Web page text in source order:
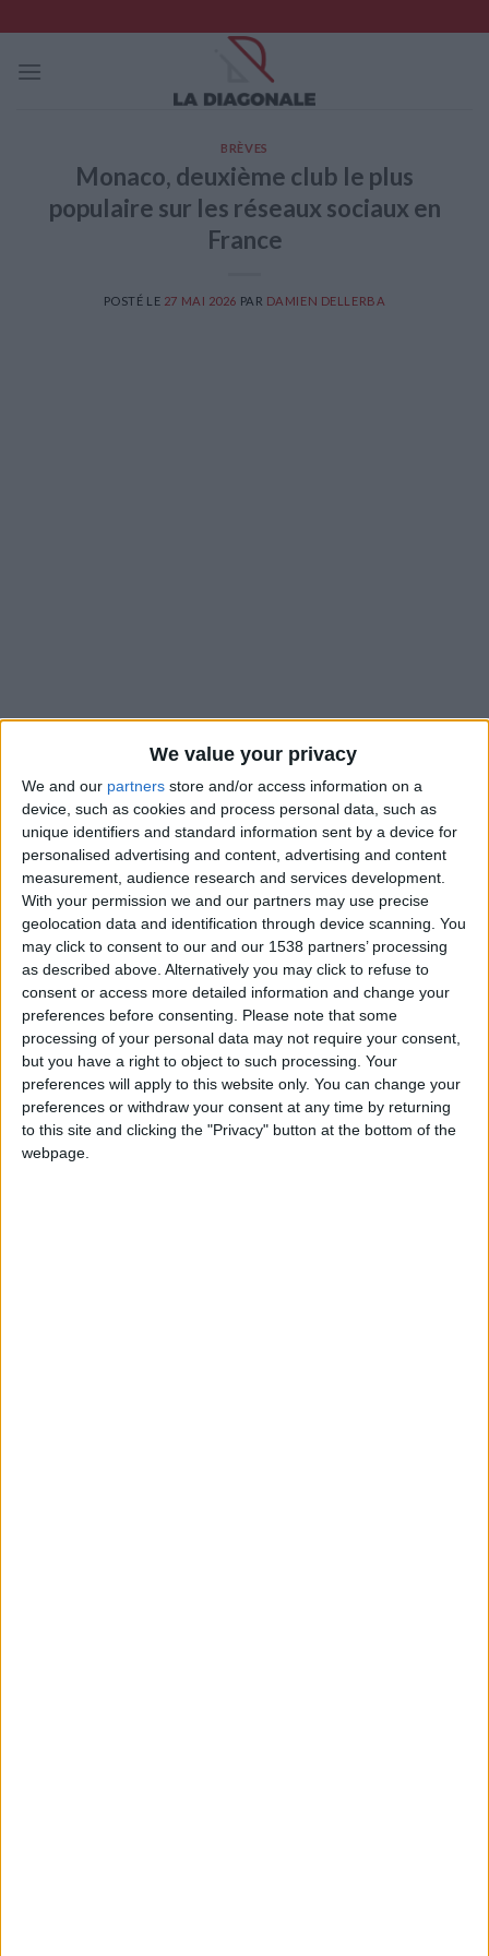
We value your privacy
We and our partners store and/or access information on a
device, such as cookies and process personal data, such as
unique identifiers and standard information sent by a device for
personalised advertising and content, advertising and content
measurement, audience research and services development.
With your permission we and our partners may use precise
geolocation data and identification through device scanning. You
may click to consent to our and our 1538 partners’ processing
as described above. Alternatively you may click to refuse to
consent or access more detailed information and change your
preferences before consenting. Please note that some
processing of your personal data may not require your consent,
but you have a right to object to such processing. Your
preferences will apply to this website only. You can change your
preferences or withdraw your consent at any time by returning
to this site and clicking the "Privacy" button at the bottom of the
webpage.
to
content
BRÈVES
Monaco, deuxième club le plus
populaire sur les réseaux sociaux en
France
POSTÉ LE 27 MAI 2026 PAR DAMIEN DELLERBA
À défaut de terminer devant l’Olympique de Marseille sur le
terrain, l’AS Monaco a dépassé le club phocéen en termes de
popularité sur les réseaux sociaux. Selon les comptages de
l’Observatoire du football CIES parus dans la lettre
hebdomadaire n°548 cette semaine, le club de la Principauté
cumule désormais 25 millions d’abonnés sur ses différentes
plateformes (Facebook,X,Instagram ,TiktoketYoutube
un an, l’ASM a fait un bond de 14,6%, ce qui réprésente 3,2
millions d’abonnés supplémentaires.
Un score qui en fait le deuxième club le plus populaire de
France, très loin derrière le Paris Saint-Germain (208,1